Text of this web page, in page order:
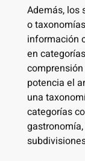
Además, los
o
información
en
potencia el
una
categorías